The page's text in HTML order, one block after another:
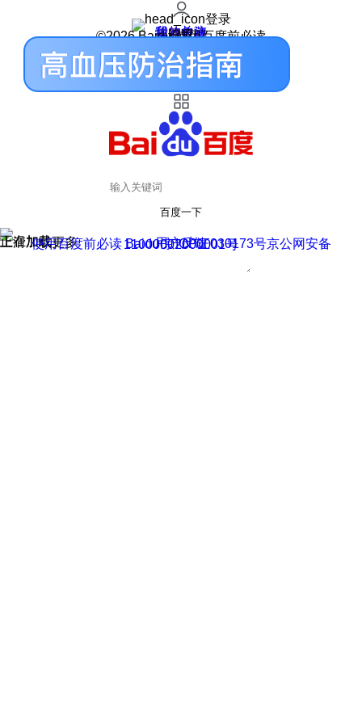
登录
我的关注
我的收藏
皮肤中心
用户反馈
设置
©2026 Baidu 使用百度前必读
百度一下
正在加载
上滑加载更多 用户反馈
使用百度前必读 Baidu 京ICP证030173号
京公网安备11000002000001号